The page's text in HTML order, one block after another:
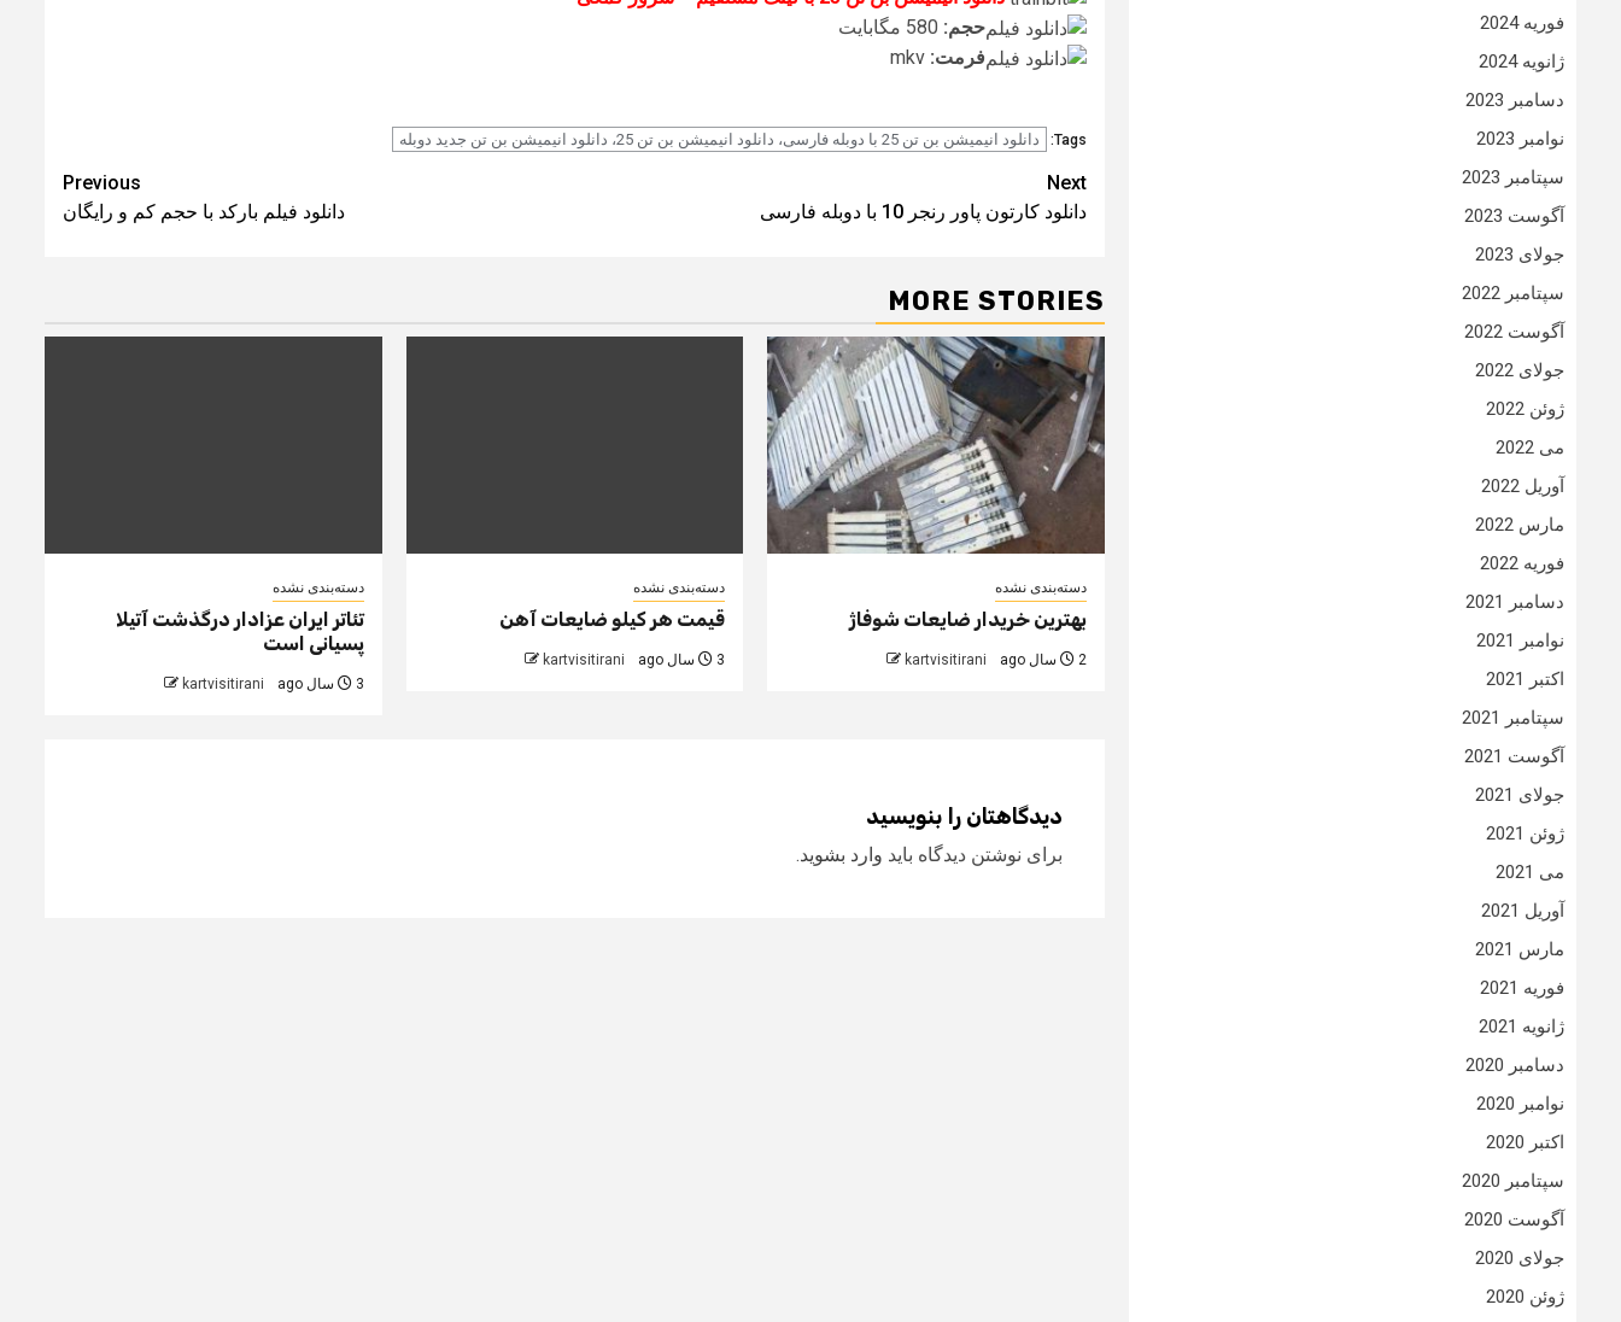
حجم:
فرمت:
Tags: دانلود انیمیشن بن تن 25 با دوبله فارسی، دانلود انیمیشن بن تن 25، دانلود انیمیشن بن تن جدید دوبله
Post
navigation
Previous
دانلود فیلم بارکد با حجم کم و رایگان
Next
دانلود کارتون پاور رنجر 10 با دوبله فارسی
MORE STORIES
دسته‌بندی نشده
بهترین خریدار ضایعات شوفاژ
2 سال ago kartvisitirani
دسته‌بندی نشده
قیمت هر کیلو ضایعات آهن
3 سال ago kartvisitirani
دسته‌بندی نشده
تئاتر ایران عزادار درگذشت آتیلا
پسیانی است
3 سال ago kartvisitirani
دیدگاهتان را بنویسید
برای نوشتن دیدگاه باید وارد بشوید.
فوریه 2024
ژانویه 2024
دسامبر 2023
نوامبر 2023
سپتامبر 2023
آگوست 2023
جولای 2023
سپتامبر 2022
آگوست 2022
جولای 2022
ژوئن 2022
می 2022
آوریل 2022
مارس 2022
فوریه 2022
دسامبر 2021
نوامبر 2021
اکتبر 2021
سپتامبر 2021
آگوست 2021
جولای 2021
ژوئن 2021
می 2021
آوریل 2021
مارس 2021
فوریه 2021
ژانویه 2021
دسامبر 2020
نوامبر 2020
اکتبر 2020
سپتامبر 2020
آگوست 2020
جولای 2020
ژوئن 2020